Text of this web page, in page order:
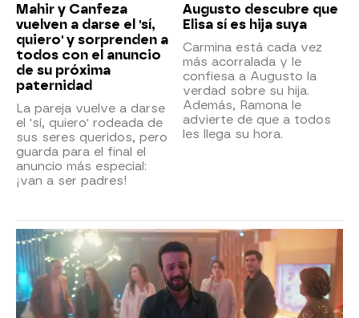
Mahir y Canfeza
vuelven a darse el 'sí,
quiero' y sorprenden a
todos con el anuncio
de su próxima
paternidad
La pareja vuelve a darse
el 'sí, quiero' rodeada de
sus seres queridos, pero
guarda para el final el
anuncio más especial:
¡van a ser padres!
Augusto descubre que
Elisa sí es hija suya
Carmina está cada vez
más acorralada y le
confiesa a Augusto la
verdad sobre su hija.
Además, Ramona le
advierte de que a todos
les llega su hora.